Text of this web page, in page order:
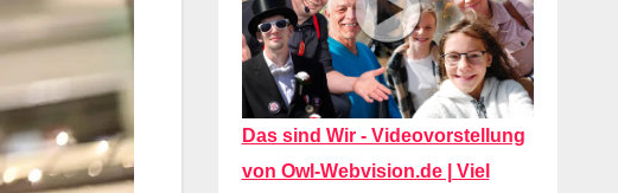
Das sind Wir - Videovorstellung
von Owl-Webvision.de | Viel